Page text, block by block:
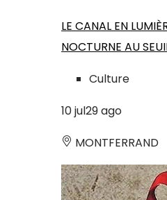
LE CANAL EN
NOCTURNE AU
Culture
10jul29ago
MONTFERRAND